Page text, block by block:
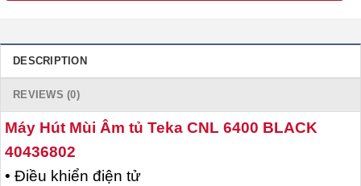
DESCRIPTION
REVIEWS (0)
Máy Hút Mùi Âm tủ Teka CNL 6400 BLACK
40436802
• Điều khiển điện tử